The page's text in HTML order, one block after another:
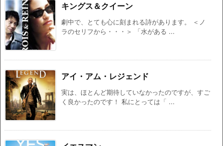
キングス＆クイーン
劇中で、とても心に刻まれる詩があります。 ＜ノ
ラのセリフから・・・＞ 「水がある ...
アイ・アム・レジェンド
実は、ほとんど期待していなかったのですが、すご
く良かったのです！ 私にとっては「 ...